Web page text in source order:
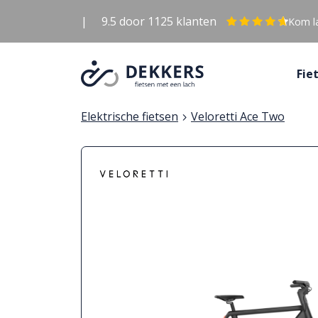
| 9.5 door 1125 klanten Kom
Elektrische fietsen Veloretti Ace Two